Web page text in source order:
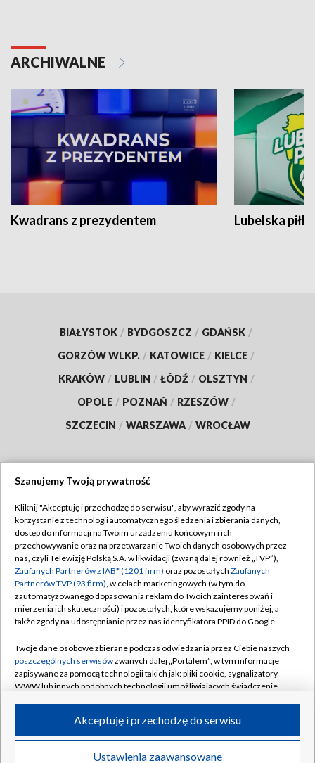
ARCHIWALNE
Kwadrans z prezydentem Lubelska piłka
BIAŁYSTOK / BYDGOSZCZ / GDAŃSK /
GORZÓW WLKP. / KATOWICE / KIELCE /
KRAKÓW / LUBLIN / ŁÓDŹ / OLSZTYN /
OPOLE / POZNAŃ / RZESZÓW /
SZCZECIN / WARSZAWA / WROCŁAW
TVP
Abonament TVP
Emisja w TVP
Centrum informacji TVP
Naziemna Telewizja Cyfrowa
Rada Programowa
System NOS
Informacje o nadawcy
Program dla prasy
Regulamin TVP
Polityka prywatności
Moje zgody
Pomoc
Kontakt
Kanały
©2026 Telewizja Polska S.A. w likwidacji
Szanujemy Twoją prywatność
Kliknij "Akceptuję i przechodzę do serwisu", aby wyrazić zgody na
korzystanie z technologii automatycznego śledzenia i zbierania danych,
dostęp do informacji na Twoim urządzeniu końcowym i ich
przechowywanie oraz na przetwarzanie Twoich danych osobowych przez
nas, czyli Telewizję Polską S.A. w likwidacji (zwaną dalej również „TVP”),
Zaufanych Partnerów z IAB* (1201 firm) oraz pozostałych Zaufanych
Partnerów TVP (93 firm), w celach marketingowych (w tym do
zautomatyzowanego dopasowania reklam do Twoich zainteresowań i
mierzenia ich skuteczności) i pozostałych, które wskazujemy poniżej, a
także zgody na udostępnianie przez nas identyfikatora PPID do Google.
Twoje dane osobowe zbierane podczas odwiedzania przez Ciebie naszych
poszczególnych serwisówzwanych dalej „Portalem”, w tym informacje
zapisywane za pomocą technologii takich jak: pliki cookie, sygnalizatory
WWW lub innych podobnych technologii umożliwiających świadczenie
ruchu w Internecie.
Twoje dane osobowe zbierane podczas odwiedzania przez Ciebie
Ustawienia zaawansowane
Akceptuję i przechodzę do serwisu